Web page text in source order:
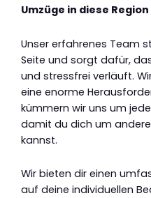
Umzüge in diese
Unser erfahrenes Team
Seite und sorgt dafür,
und stressfrei verläuft.
eine enorme
kümmern wir uns um
damit du dich um
kannst.
Wir bieten dir einen
auf deine individuellen